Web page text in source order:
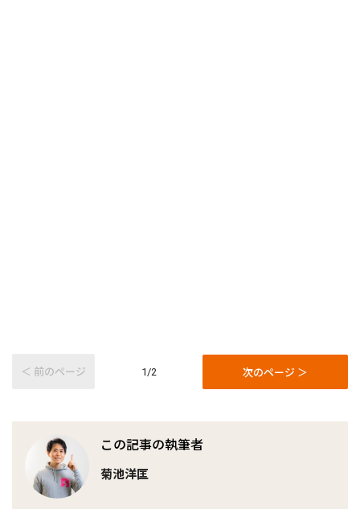
＜ 前のページ 1/2 次のページ ＞
この記事の執筆者
菊池洋匡